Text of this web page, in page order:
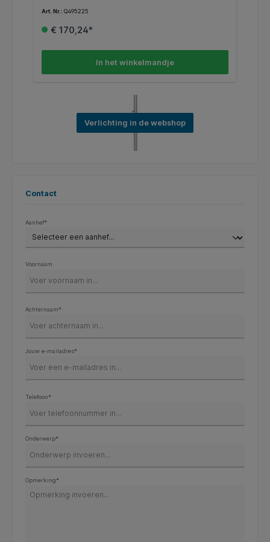
Art. Nr.: Q495225
€ 170,24*
In het winkelmandje
Verlichting in de webshop
Contact
Aanhef*
Voornaam
Achternaam*
Jouw e-mailadres*
Telefoon*
Onderwerp*
Opmerking*